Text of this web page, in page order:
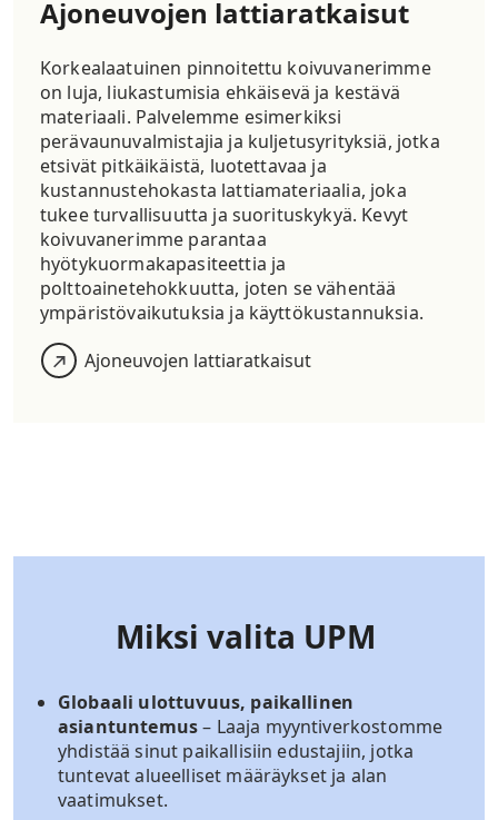
Ajoneuvojen lattiaratkaisut
Korkealaatuinen pinnoitettu koivuvanerimme
on luja, liukastumisia ehkäisevä ja kestävä
materiaali. Palvelemme esimerkiksi
perävaunuvalmistajia ja kuljetusyrityksiä, jotka
etsivät pitkäikäistä, luotettavaa ja
kustannustehokasta lattiamateriaalia, joka
tukee turvallisuutta ja suorituskykyä. Kevyt
koivuvanerimme parantaa
hyötykuormakapasiteettia ja
polttoainetehokkuutta, joten se vähentää
ympäristövaikutuksia ja käyttökustannuksia.
Ajoneuvojen lattiaratkaisut
Miksi valita UPM
Globaali ulottuvuus, paikallinen
asiantuntemus– Laaja myyntiverkostomme
yhdistää sinut paikallisiin edustajiin, jotka
tuntevat alueelliset määräykset ja alan
vaatimukset.